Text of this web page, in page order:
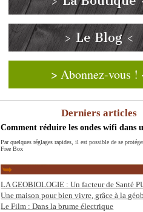
> Le Blog <
> Abonnez-vous !
Derniers articles
Comment réduire les ondes wifi dans
Par quelques réglages rapides, il est possible de se
Free Box
LA GEOBIOLOGIE : Un facteur de Santé
Une maison pour bien vivre, grâce à la
Le Film : Dans la brume électrique